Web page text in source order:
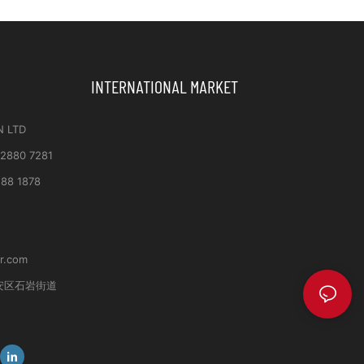
LTD
7281
1878
区石岩街道
INTERNATIONAL MARKET